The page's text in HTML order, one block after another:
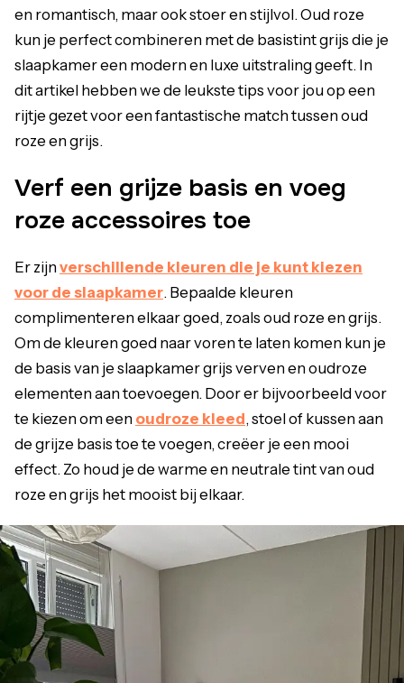
en romantisch, maar ook stoer en stijlvol. Oud roze
kun je perfect combineren met de basistint grijs die je
slaapkamer een modern en luxe uitstraling geeft. In
dit artikel hebben we de leukste tips voor jou op een
rijtje gezet voor een fantastische match tussen oud
roze en grijs.
Verf een grijze basis en voeg
roze accessoires toe
Er zijnverschillende kleuren die je kunt kiezen
voor de slaapkamer. Bepaalde kleuren
complimenteren elkaar goed, zoals oud roze en grijs.
Om de kleuren goed naar voren te laten komen kun je
de basis van je slaapkamer grijs verven en oudroze
elementen aan toevoegen. Door er bijvoorbeeld voor
te kiezen om een oudroze kleed, stoel of kussen aan
de grijze basis toe te voegen, creëer je een mooi
effect. Zo houd je de warme en neutrale tint van oud
roze en grijs het mooist bij elkaar.